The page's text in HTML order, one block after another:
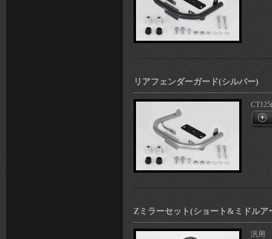
リアフェンダーガード(シルバー)
Zミラーセット(ショート&ミドル
汎用